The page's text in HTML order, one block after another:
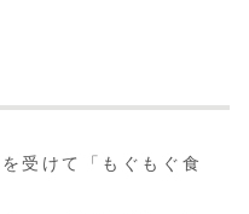
受けて「もぐもぐ食